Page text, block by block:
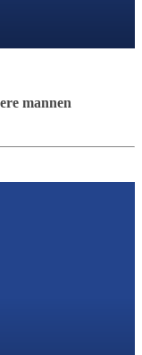
mannen